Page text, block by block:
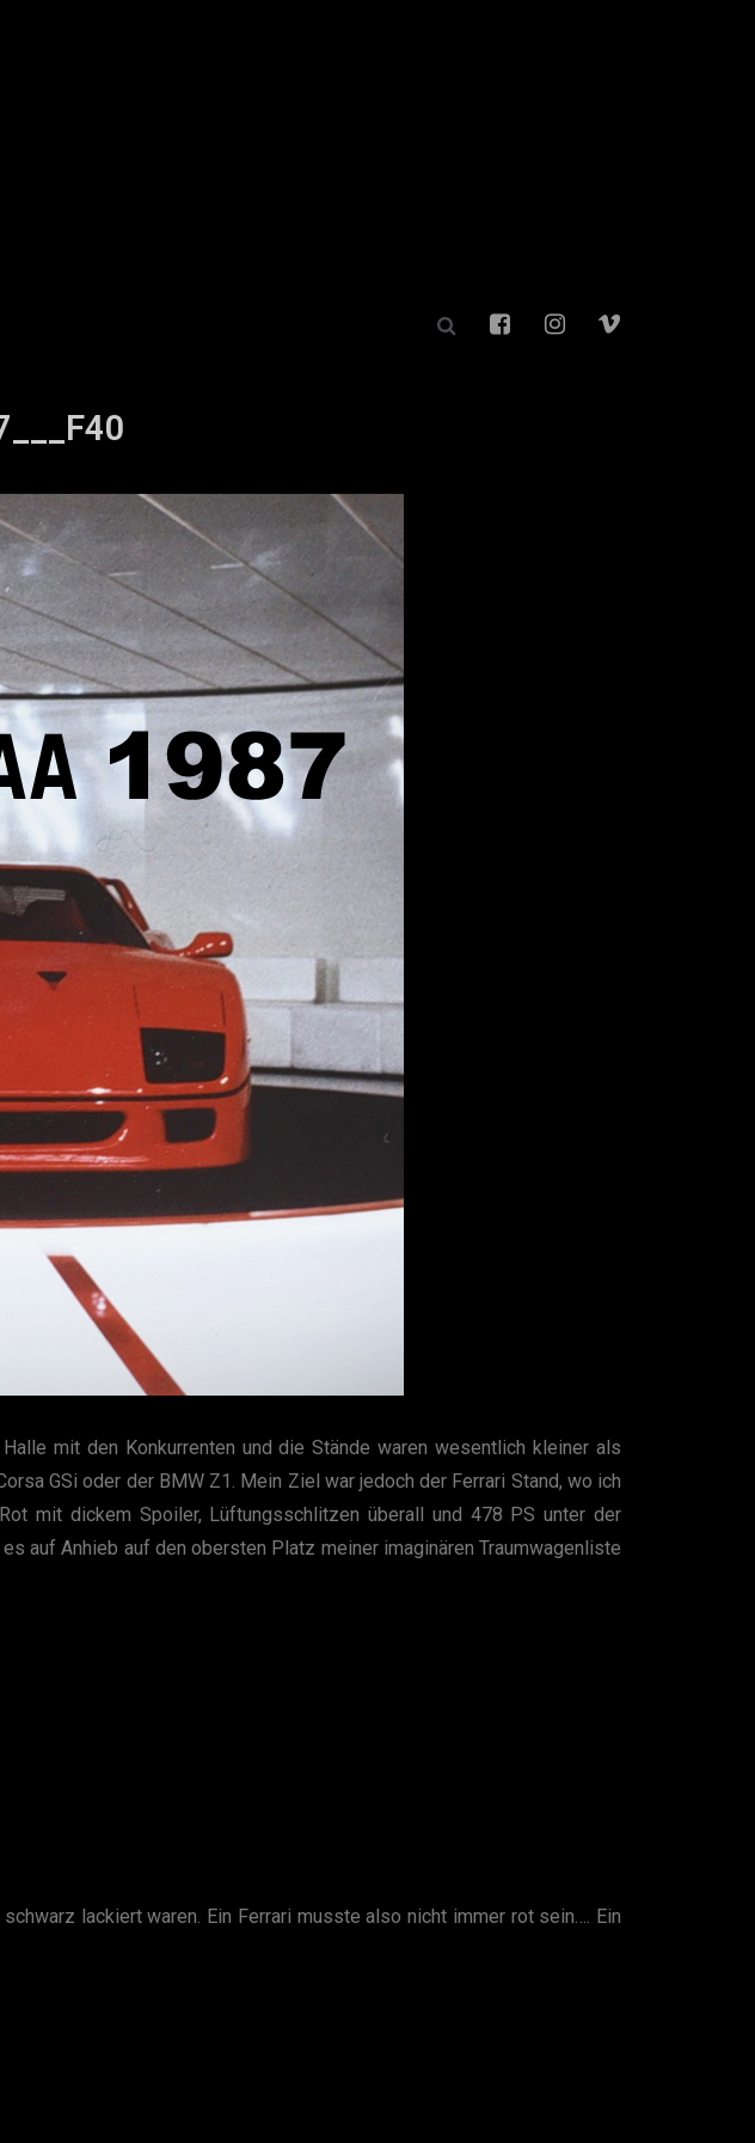
mit den Konkurrenten und die Stände waren wesentlich kleiner als
GSi oder der BMW Z1. Mein Ziel war jedoch der Ferrari Stand, wo ich
mit dickem Spoiler, Lüftungsschlitzen überall und 478 PS unter der
auf Anhieb auf den obersten Platz meiner imaginären Traumwagenliste
lackiert waren. Ein Ferrari musste also nicht immer rot sein…. Ein